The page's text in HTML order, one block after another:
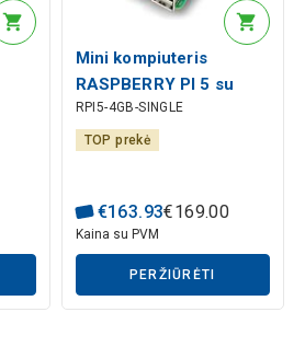
Mini kompiuteris
RASPBERRY PI 5 su
4GB RAM
RPI5-4GB-SINGLE
TOP prekė
€163.93€169.00
Kaina su PVM
PERŽIŪRĖTI